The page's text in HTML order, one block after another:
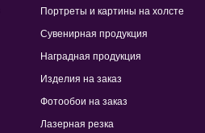
Портреты и картины на холсте
Сувенирная продукция
Наградная продукция
Изделия на заказ
Фотообои на заказ
Лазерная резка